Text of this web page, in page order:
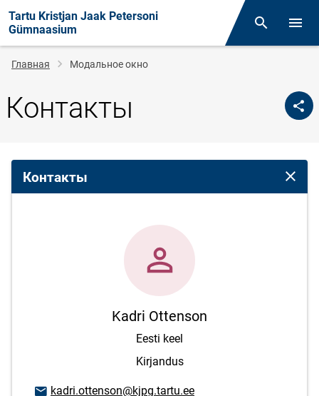
Tartu Kristjan Jaak Petersoni
Gümnaasium
Поиск
Строка
навигации
Главная Модальное окно
Контакты
Контакты
Kadri Ottenson
Eesti keel
Kirjandus
E-mail адрес
kadri.ottenson@kjpg.tartu.ee